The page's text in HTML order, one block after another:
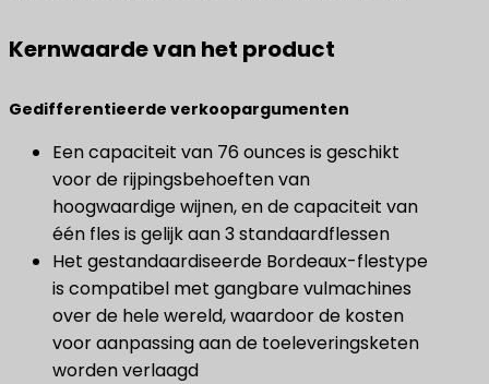
Kernwaarde van het product
Gedifferentieerde verkoopargumenten
Een capaciteit van 76 ounces is geschikt
voor de rijpingsbehoeften van
hoogwaardige wijnen, en de capaciteit van
één fles is gelijk aan 3 standaardflessen
Het gestandaardiseerde Bordeaux-flestype
is compatibel met gangbare vulmachines
over de hele wereld, waardoor de kosten
voor aanpassing aan de toeleveringsketen
worden verlaagd